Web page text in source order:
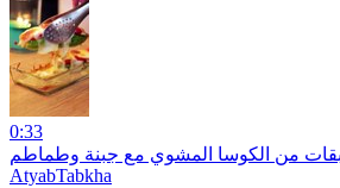
0:33
طبقات من الكوسا المشوي مع جبنة وطماطم
AtyabTabkha